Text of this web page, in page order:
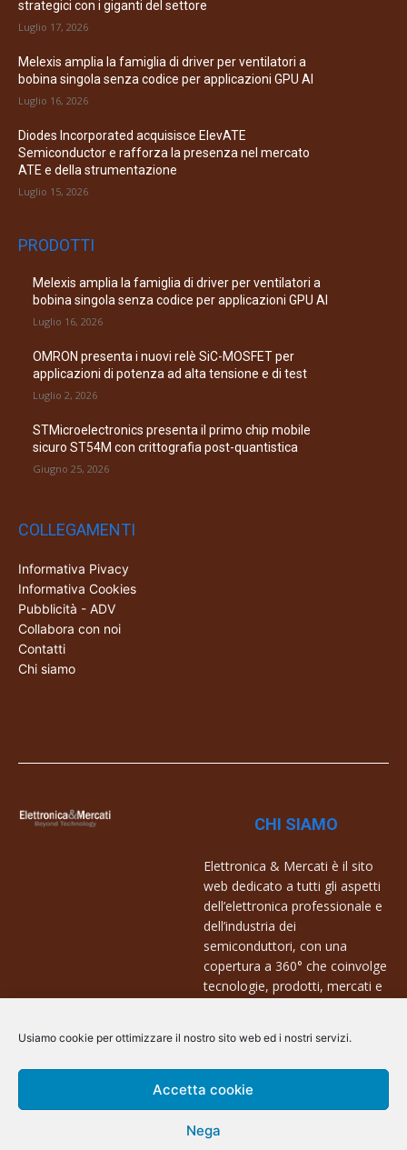
Usiamo cookie per ottimizzare il nostro sito web ed i nostri servizi.
Accetta cookie
Nega
strategici con i giganti del settore
Luglio 17, 2026
Melexis amplia la famiglia di driver per ventilatori a
bobina singola senza codice per applicazioni GPU AI
Luglio 16, 2026
Diodes Incorporated acquisisce ElevATE
Semiconductor e rafforza la presenza nel mercato
ATE e della strumentazione
Luglio 15, 2026
PRODOTTI
Melexis amplia la famiglia di driver per ventilatori a
bobina singola senza codice per applicazioni GPU AI
Luglio 16, 2026
OMRON presenta i nuovi relè SiC-MOSFET per
applicazioni di potenza ad alta tensione e di test
Luglio 2, 2026
STMicroelectronics presenta il primo chip mobile
sicuro ST54M con crittografia post-quantistica
Giugno 25, 2026
COLLEGAMENTI
Informativa Pivacy
Informativa Cookies
Pubblicità - ADV
Collabora con noi
Contatti
Chi siamo
CHI SIAMO
Elettronica & Mercati è il sito
web dedicato a tutti gli aspetti
dell’elettronica professionale e
dell’industria dei
semiconduttori, con una
copertura a 360° che coinvolge
tecnologie, prodotti, mercati e
Contatti:
info@arscommunication.it